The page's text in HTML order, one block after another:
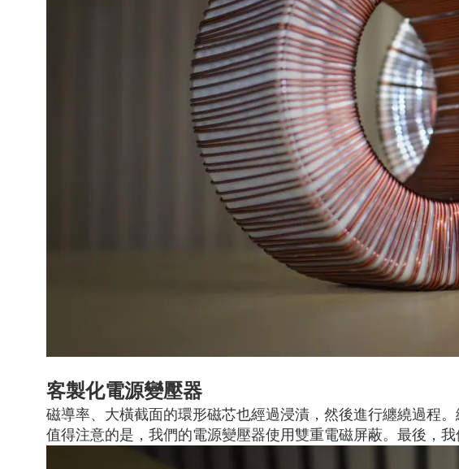
客製化電源變壓器
磁導率、大橫截面的環形磁芯也經過浸漬，然後進行纏繞過程
值得注意的是，我們的電源變壓器使用雙重電磁屏蔽。最後，